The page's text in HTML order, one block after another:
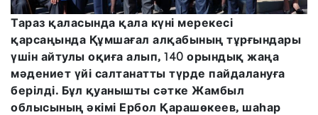
Тараз қаласында қала күні мерекесі
қарсаңында Құмшағал алқабының тұрғындары
үшін айтулы оқиға алып, 140 орындық жаңа
мәдениет үйі салтанатты түрде пайдалануға
берілді. Бұл қуанышты сәтке Жамбыл
облысының әкімі Ербол Қарашөкеев, шаһар